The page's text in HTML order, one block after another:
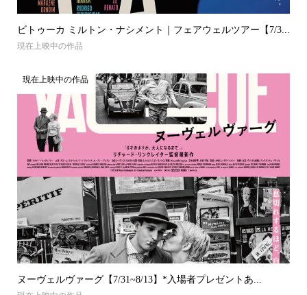
ビトゥーカ ミルトン・ナシメント｜フェアウェルツアー【7/3...
現在上映中の作品
現在上映中の作品
ヌーヴェルヴァーグ【7/31~8/13】*入場者プレゼントあ...